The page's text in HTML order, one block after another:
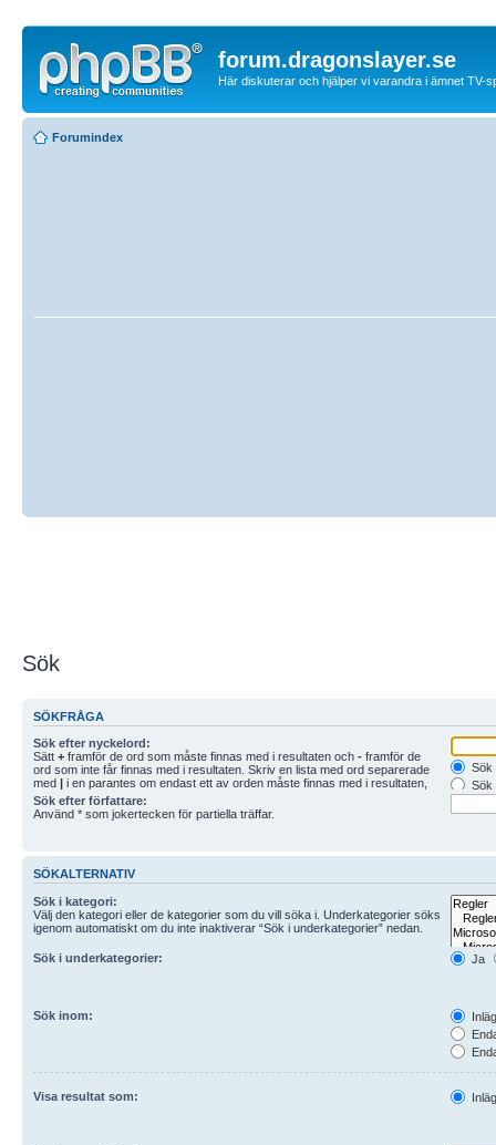
forum.dragonslayer.se
Här diskuterar och hjälper vi varandra i ämnet TV-
Forumindex
Sök
SÖKFRÅGA
Sök efter nyckelord:
Sätt + framför de ord som måste finnas med i resultaten och - framför de
ord som inte får finnas med i resultaten. Skriv en lista med ord separerade
med | i en parantes om endast ett av orden måste finnas med i resultaten,
t.ex. (ord|ord). Använd * som jokertecken för partiella träffar.
Sök
Sök
Sök efter författare:
Använd * som jokertecken för partiella träffar.
SÖKALTERNATIV
Sök i kategori:
Välj den kategori eller de kategorier som du vill söka i. Underkategorier söks
igenom automatiskt om du inte inaktiverar “Sök i underkategorier” nedan.
Sök i underkategorier: Ja
Sök inom:
Visa resultat som: